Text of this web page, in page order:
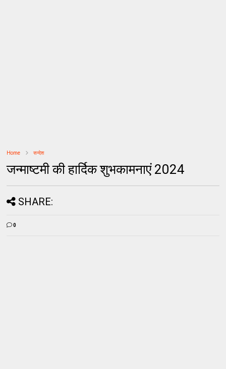
Home सन्देश
जन्माष्टमी की हार्दिक शुभकामनाएं 2024
SHARE:
0